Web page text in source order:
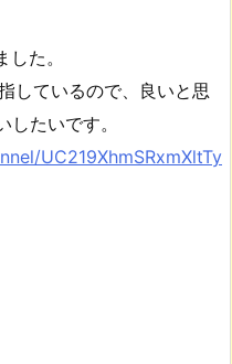
た。
しているので、良いと思
たいです。
UC219XhmSRxmXltTy